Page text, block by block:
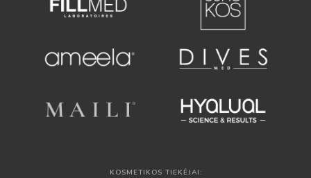
KOSMETIKOS TIEKĖJAI: